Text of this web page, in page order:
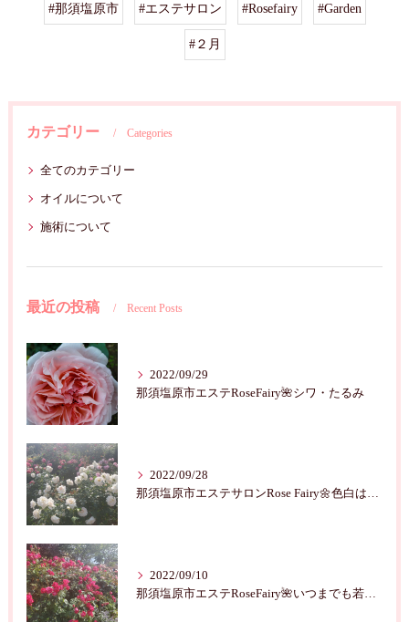
#那須塩原市 #エステサロン #Rosefairy #Garden
#２月
カテゴリー Categories
全てのカテゴリー
オイルについて
施術について
最近の投稿 Recent Posts
2022/09/29
那須塩原市エステRoseFairy🌺シワ・たるみ
2022/09/28
2022/09/10
那須塩原市エステRoseFairy🌺いつまでも若々しく綺麗に💝